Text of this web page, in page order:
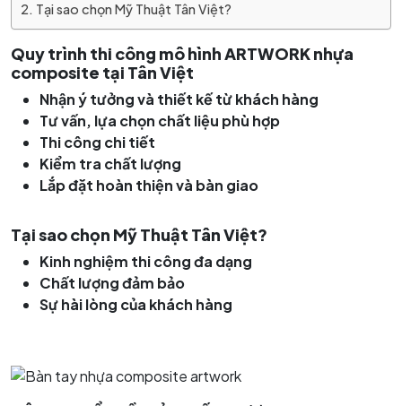
Tại sao chọn Mỹ Thuật Tân Việt?
Quy trình thi công mô hình ARTWORK nhựa
composite tại Tân Việt
Nhận ý tưởng và thiết kế từ khách hàng
Tư vấn, lựa chọn chất liệu phù hợp
Thi công chi tiết
Kiểm tra chất lượng
Lắp đặt hoàn thiện và bàn giao
Tại sao chọn Mỹ Thuật Tân Việt?
Kinh nghiệm thi công đa dạng
Chất lượng đảm bảo
Sự hài lòng của khách hàng